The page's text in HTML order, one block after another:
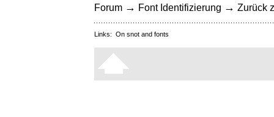
Forum → Font Identifizierung → Zurück
Links: On snot and fonts